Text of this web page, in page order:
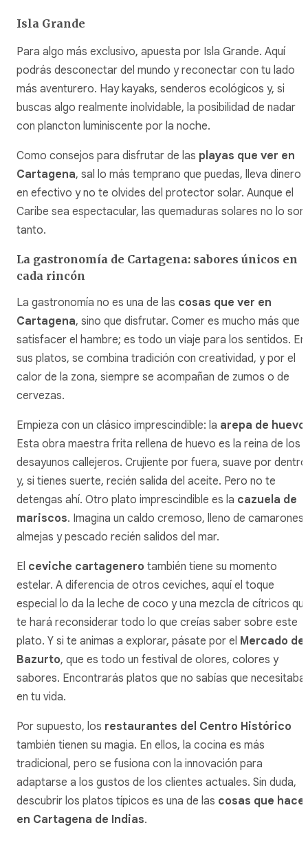
Isla Grande
Para algo más exclusivo, apuesta por Isla Grande. Aquí
podrás desconectar del mundo y reconectar con tu lado
más aventurero. Hay kayaks, senderos ecológicos y, si
buscas algo realmente inolvidable, la posibilidad de nadar
con plancton luminiscente por la noche.
Como consejos para disfrutar de las playas que ver en
Cartagena, sal lo más temprano que puedas, lleva dinero
en efectivo y no te olvides del protector solar. Aunque el
Caribe sea espectacular, las quemaduras solares no lo son
tanto.
La gastronomía de Cartagena: sabores únicos en
cada rincón
La gastronomía no es una de las cosas que ver en
Cartagena, sino que disfrutar. Comer es mucho más que
satisfacer el hambre; es todo un viaje para los sentidos. En
sus platos, se combina tradición con creatividad, y por el
calor de la zona, siempre se acompañan de zumos o de
cervezas.
Empieza con un clásico imprescindible: la arepa de huevo
Esta obra maestra frita rellena de huevo es la reina de los
desayunos callejeros. Crujiente por fuera, suave por dentro
y, si tienes suerte, recién salida del aceite. Pero no te
detengas ahí. Otro plato imprescindible es la cazuela de
mariscos. Imagina un caldo cremoso, lleno de camarones,
almejas y pescado recién salidos del mar.
El ceviche cartagenero también tiene su momento
estelar. A diferencia de otros ceviches, aquí el toque
especial lo da la leche de coco y una mezcla de cítricos
te hará reconsiderar todo lo que creías saber sobre este
plato. Y si te animas a explorar, pásate por el Mercado de
Bazurto, que es todo un festival de olores, colores y
sabores. Encontrarás platos que no sabías que
en tu vida.
Por supuesto, los restaurantes del Centro Histórico
también tienen su magia. En ellos, la cocina es más
tradicional, pero se fusiona con la innovación para
adaptarse a los gustos de los clientes actuales. Sin duda,
descubrir los platos típicos es una de las cosas que
en Cartagena de Indias.